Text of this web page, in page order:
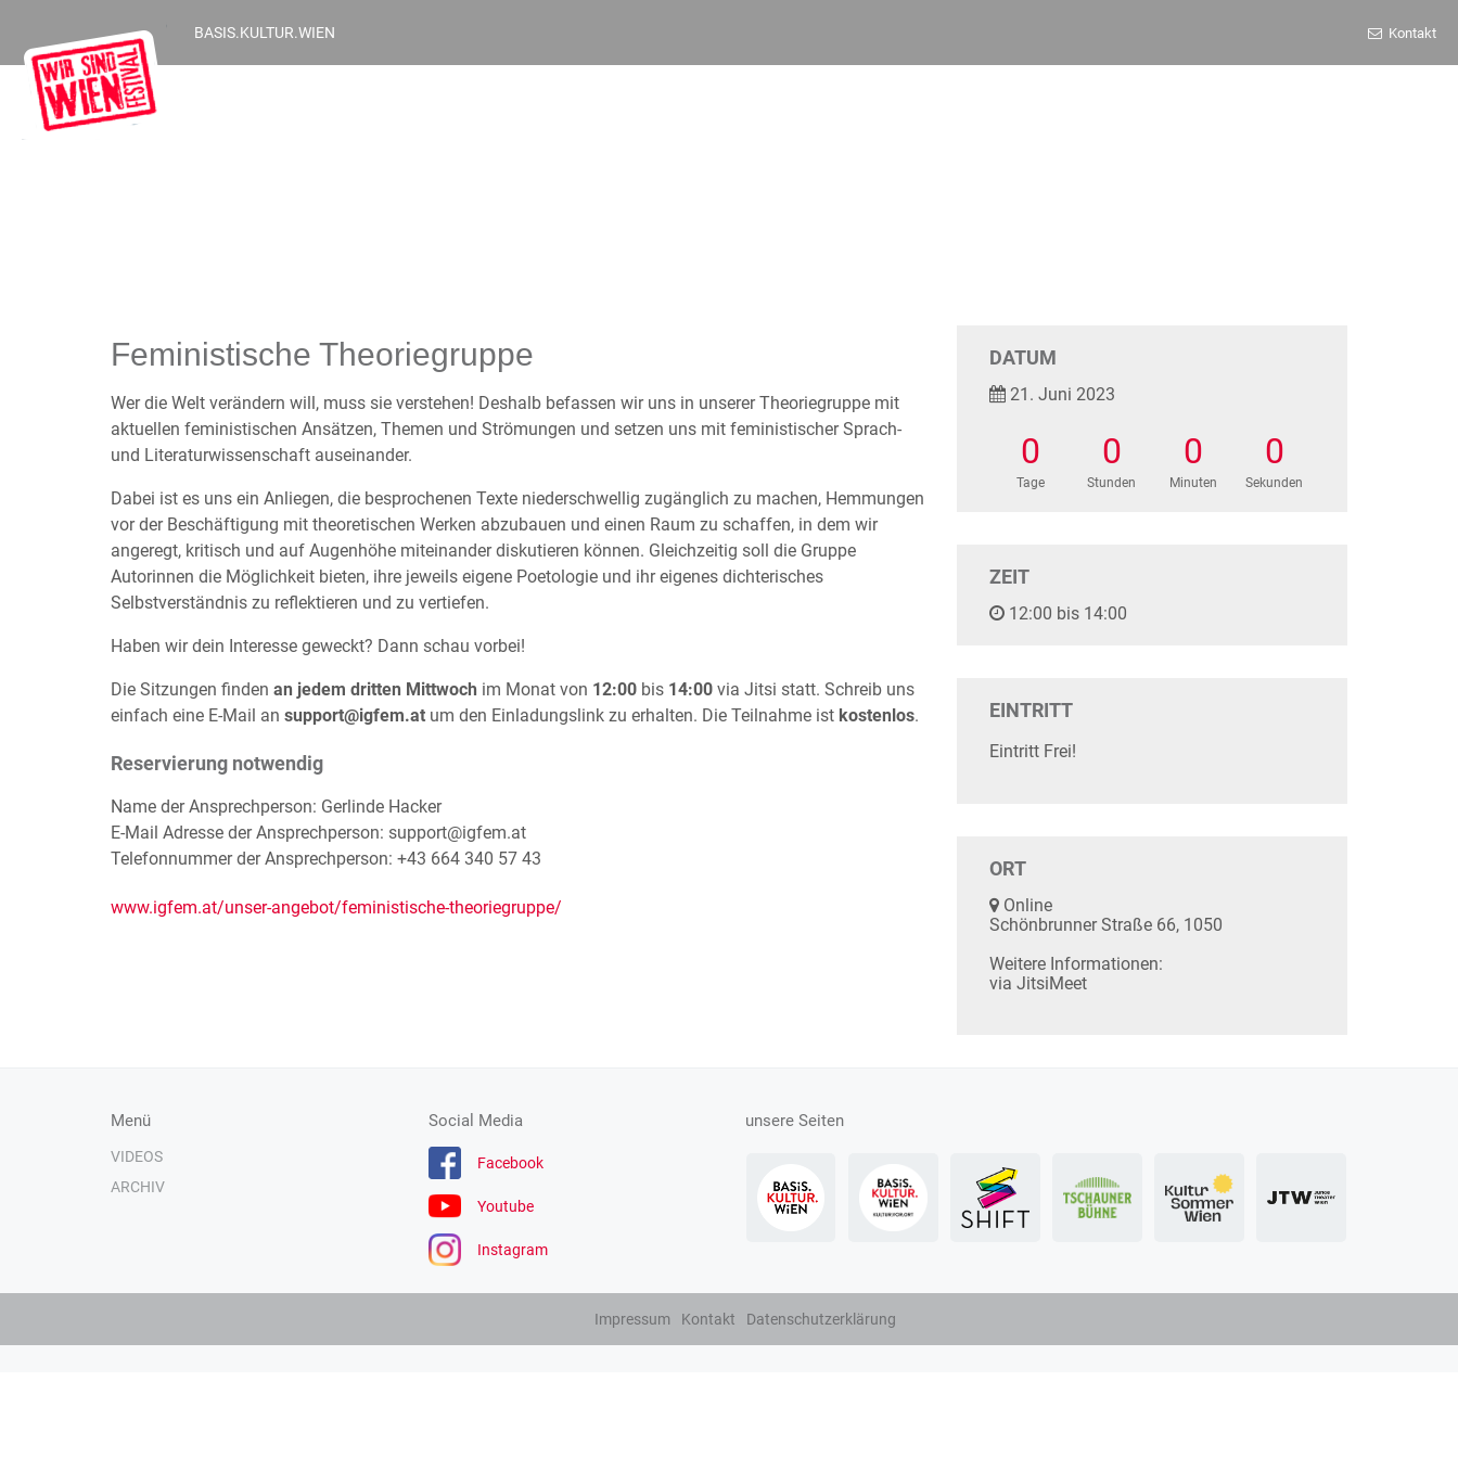
BASIS.KULTUR.WIEN Kontakt
Feministische Theoriegruppe
Wer die Welt verändern will, muss sie verstehen! Deshalb befassen wir uns in unserer Theoriegruppe mit
aktuellen feministischen Ansätzen, Themen und Strömungen und setzen uns mit feministischer Sprach-
und Literaturwissenschaft auseinander.
Dabei ist es uns ein Anliegen, die besprochenen Texte niederschwellig zugänglich zu machen, Hemmungen
vor der Beschäftigung mit theoretischen Werken abzubauen und einen Raum zu schaffen, in dem wir
angeregt, kritisch und auf Augenhöhe miteinander diskutieren können. Gleichzeitig soll die Gruppe
Autorinnen die Möglichkeit bieten, ihre jeweils eigene Poetologie und ihr eigenes dichterisches
Selbstverständnis zu reflektieren und zu vertiefen.
Haben wir dein Interesse geweckt? Dann schau vorbei!
Die Sitzungen finden an jedem dritten Mittwoch im Monat von 12:00 bis 14:00 via Jitsi statt. Schreib uns
einfach eine E-Mail an support@igfem.at um den Einladungslink zu erhalten. Die Teilnahme ist kostenlos.
Reservierung notwendig
Name der Ansprechperson: Gerlinde Hacker
E-Mail Adresse der Ansprechperson: support@igfem.at
Telefonnummer der Ansprechperson: +43 664 340 57 43
www.igfem.at/unser-angebot/feministische-theoriegruppe/
DATUM
21. Juni 2023
0
Tage
0
Stunden
0
Minuten
0
Sekunden
ZEIT
12:00 bis 14:00
EINTRITT
Eintritt Frei!
ORT
Online
Schönbrunner Straße 66, 1050
Weitere Informationen:
via JitsiMeet
Menü
VIDEOS
ARCHIV
Social Media
Facebook
Youtube
Instagram
unsere Seiten
Impressum Kontakt Datenschutzerklärung